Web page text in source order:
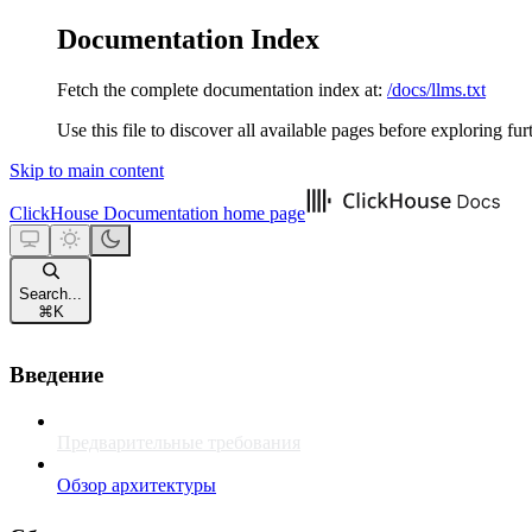
Documentation Index
Fetch the complete documentation index at: /docs/llms.txt
Use this file to discover all available pages before exploring
Skip to main content
ClickHouse Documentation home page
Search...
⌘ K
Введение
Предварительные требования
Обзор архитектуры